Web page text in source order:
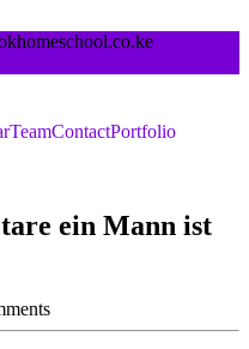
TeamContactPortfolio
ein Mann ist